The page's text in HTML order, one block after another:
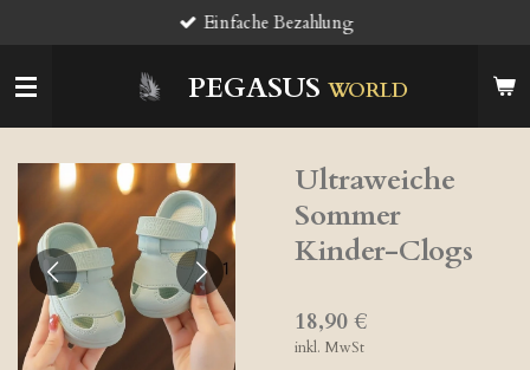
Hauptinhalt
springen
PEGASUS WORLD
Einfache Bezahlung
Ultraweiche
Sommer
Kinder-Clogs
18,90 €
inkl. MwSt